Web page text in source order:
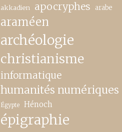
akkadien apocryphes arabe
araméen
archéologie
christianisme
informatique
humanités numériques
Égypte Hénoch
épigraphie